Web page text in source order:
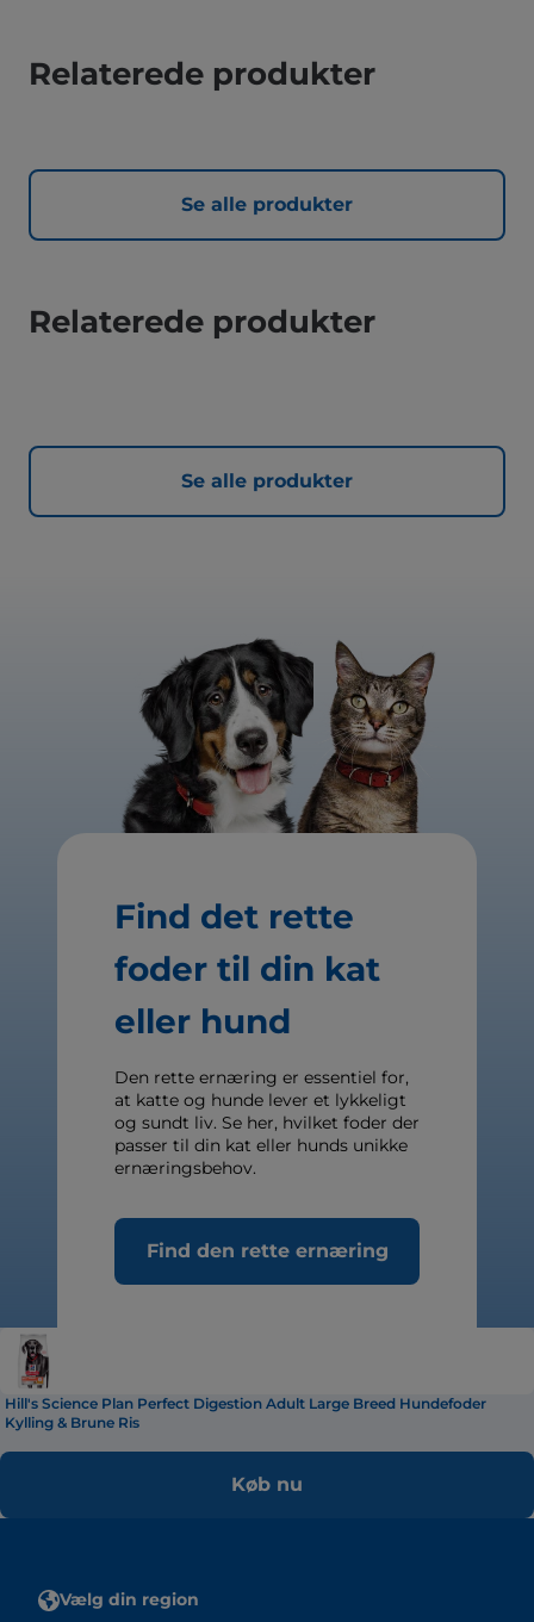
Relaterede produkter
Se alle produkter
Relaterede produkter
Se alle produkter
Find det rette
foder til din kat
eller hund
Den rette ernæring er essentiel for,
at katte og hunde lever et lykkeligt
og sundt liv. Se her, hvilket foder der
passer til din kat eller hunds unikke
ernæringsbehov.
Find den rette ernæring
Hill's Science Plan Perfect Digestion Adult Large Breed Hundefoder
Kylling & Brune Ris
Køb nu
Vælg din region